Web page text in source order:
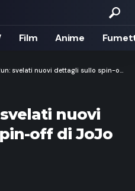
Film Anime
svelati nuovi dettagli sullo spin-off di JoJo parte 7
nuovi
off di JoJo